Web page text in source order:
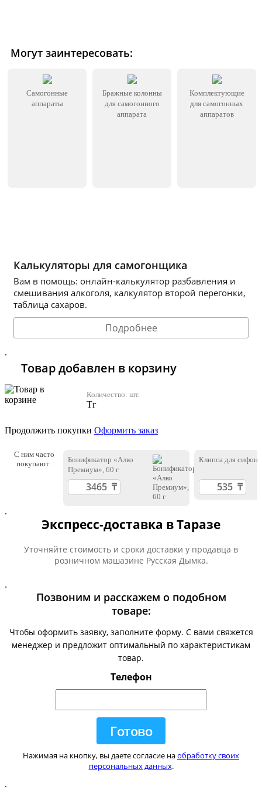
Могут заинтересовать:
Самогонные
аппараты
Бражные колонны
для самогонного
аппарата
Комплектующие
для самогонных
аппаратов
Калькуляторы для самогонщика
Вам в помощь: онлайн-калькулятор разбавления и
смешивания алкоголя, калкулятор второй перегонки,
таблица сахаров.
Подробнее
.
Товар добавлен в корзину
Количество: шт.
Тг
Продолжить покупки Оформить заказ
С ним часто
покупают:
Бонификатор «Алко
Премиум», 60 г
Клипса для сифона
.
Экспресс-доставка в Таразе
Уточняйте стоимость и сроки доставки у продавца в
розничном машазине Русская Дымка.
.
Позвоним и расскажем о подобном
товаре:
Чтобы оформить заявку, заполните форму. С вами свяжется
менеджер и предложит оптимальный по характеристикам
товар.
Телефон
Нажимая на кнопку, вы даете согласие наобработку своих
персональных данных.
.